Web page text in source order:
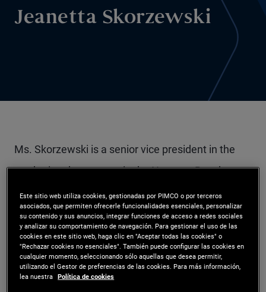
Jeanetta Skorzewski
Ms. Skorzewski is a senior vice president in the
marketing department in the Newport Beach
office. She leads the client marketing teams for
U.S. institutional, retirement, and financial
institutions. In this role, she develops marketing
campaigns to promote PIMCO's strategies with
corporate and public retirement plans, insurance
Este sitio web utiliza cookies, gestionadas por PIMCO o por terceros
asociados, que permiten ofrecerle funcionalidades esenciales, personalizar
su contenido y sus anuncios, integrar funciones de acceso a redes sociales
y analizar su comportamiento de navegación. Para gestionar el uso de las
cookies en este sitio web, haga clic en "Aceptar todas las cookies" o
"Rechazar cookies no esenciales". También puede configurar las cookies en
cualquier momento, seleccionando sólo aquellas que desea permitir,
utilizando el Gestor de preferencias de las cookies. Para más información,
lea nuestra Política de cookies